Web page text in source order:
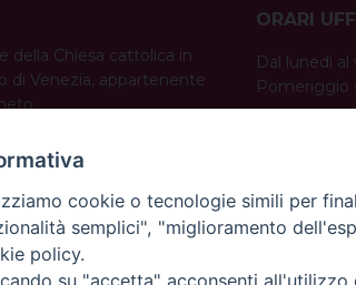
della Chiesa cattolica in
di Venezia, appartenente
Belluno.
ORARI
Dal lunedì al
Pomeriggio
cookie o tecnologie simili per
semplici", "miglioramento
policy.